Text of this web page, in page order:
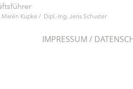
Marén Kupke / Dipl.-Ing. Jens Schuster
IMPRESSUM /